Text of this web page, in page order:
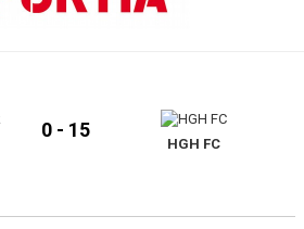
0 - 15
HGH FC